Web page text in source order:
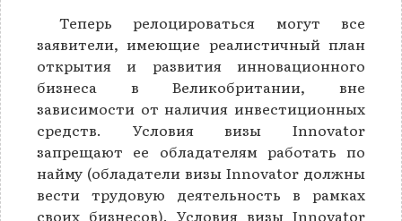
Теперь релоцироваться могут все
заявители, имеющие реалистичный план
открытия и развития инновационного
бизнеса в Великобритании, вне
зависимости от наличия инвестиционных
средств. Условия визы Innovator
запрещают ее обладателям работать по
найму (обладатели визы Innovator должны
вести трудовую деятельность в рамках
своих бизнесов). Условия визы Innovator